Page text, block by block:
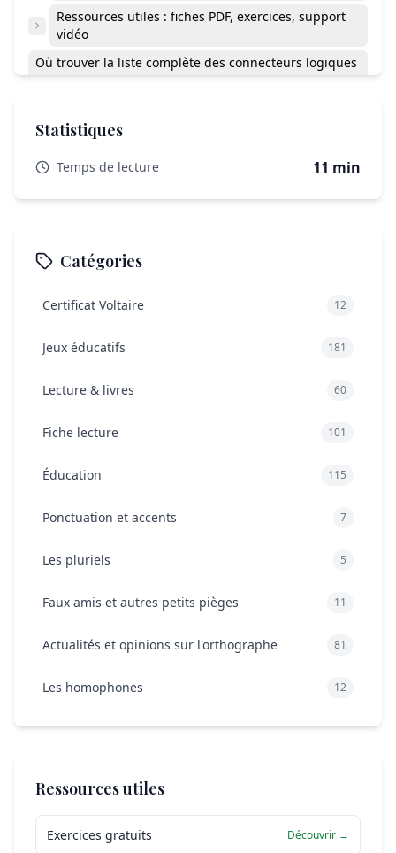
Ressources utiles : fiches PDF, exercices, support
vidéo
Où trouver la liste complète des connecteurs logiques
anglais au format PDF ?
les mêmes ?
différents à l’oral et à l’écrit ?
Quelles erreurs classiques commettent les
anglais
Statistiques
Temps de lecture 11 min
Catégories
Certificat Voltaire 12
Jeux éducatifs 181
Lecture & livres 60
Fiche lecture 101
Éducation 115
Ponctuation et accents 7
Les pluriels 5
Faux amis et autres petits pièges 11
Actualités et opinions sur l'orthographe 81
Les homophones 12
Ressources utiles
Exercices gratuits Découvrir →